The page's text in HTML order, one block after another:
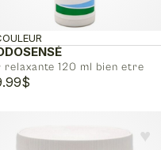
relaxante 120 ml bien etre
$
♥︎